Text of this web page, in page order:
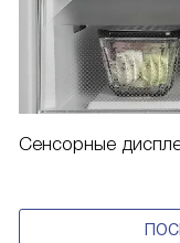
Сенсорные